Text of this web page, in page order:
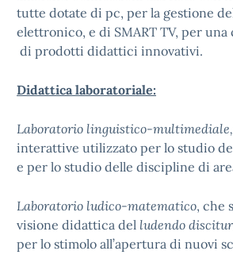
tutte dotate di pc, per la gestione
elettronico, e di SMART TV, per
di prodotti didattici innovativi.
Didattica laboratoriale:
Laboratorio linguistico-multimediale,
interattive utilizzato per lo studio
e per lo studio delle discipline di
Laboratorio ludico-matematico, che
visione didattica del ludendo discitur
per lo stimolo all’apertura di nuovi